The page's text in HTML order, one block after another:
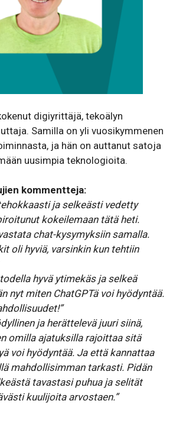
digiyrittäjä, tekoälyn
Samilla on yli vuosikymmenen
ja hän on auttanut satoja
uusimpia teknologioita.
kommentteja:
ja selkeästi vedetty
kokeilemaan tätä heti.
chat-kysymyksiin samalla.
oli hyviä, varsinkin kun tehtiin
hyvä ytimekäs ja selkeä
nyt miten ChatGPTä voi hyödyntää.
ja herättelevä juuri siinä,
omilla ajatuksilla rajoittaa sitä
voi hyödyntää. Ja että kannattaa
mahdollisimman tarkasti. Pidän
tavastasi puhua ja selität
kuulijoita arvostaen.”